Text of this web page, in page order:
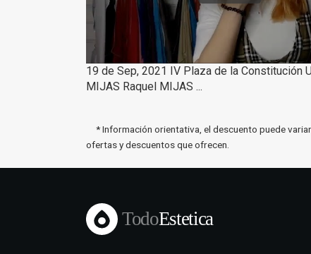
19 de Sep, 2021 IV Plaza de la Constitución
MIJAS Raquel MIJAS ...
* Información orientativa, el descuento puede
ofertas y descuentos que ofrecen.
TodoEstetica